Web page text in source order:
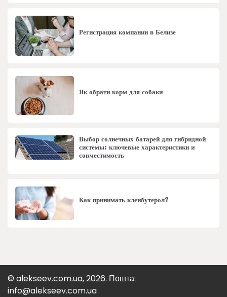
Регистрация компании в Белизе
Як обрати корм для собаки
Выбор солнечных батарей для гибридной
системы: ключевые характеристики и
совместимость
Как принимать кленбутерол?
© alekseev.com.ua, 2026. Пошта:
info@alekseev.com.ua